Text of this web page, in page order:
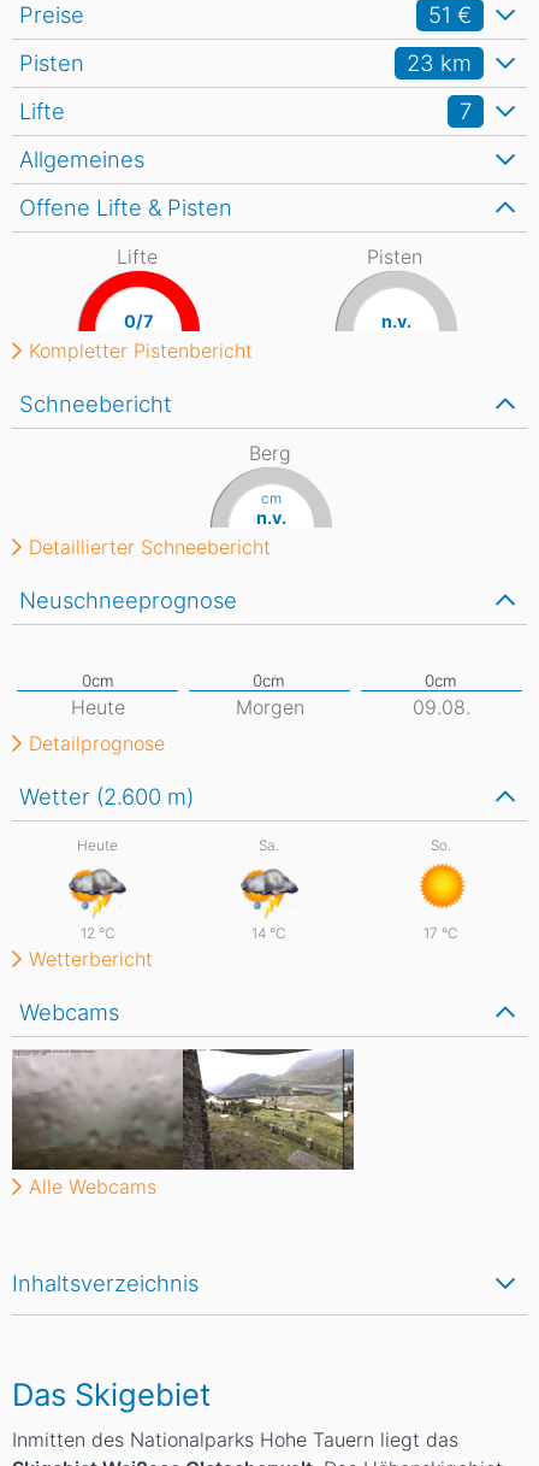
Inhaltsverzeichnis
Das Skigebiet
Inmitten des Nationalparks Hohe Tauern liegt das
Allgemeines
Lifte 7
Pisten 23 km
Wetter (2.600 m)
Heute
12 °C
Sa.
14 °C
So.
17 °C
Wetterbericht
Webcams
Alle Webcams
Schneebericht
Berg
cm
n.v.
Detaillierter Schneebericht
Neuschneeprognose
Heute Morgen
09.08.
Detailprognose
Offene Lifte & Pisten
Lifte
0/7
Pisten
n.v.
Kompletter Pistenbericht
Preise 51 €